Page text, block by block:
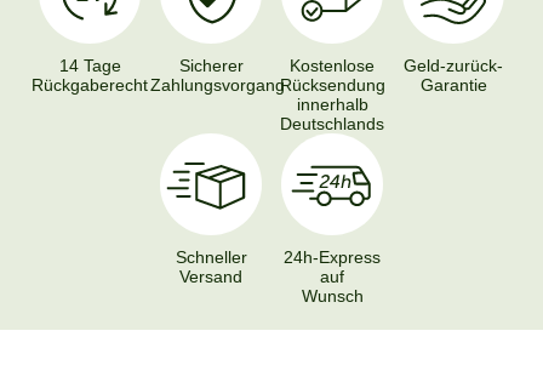
14 Tage
Rückgaberecht
Sicherer
Zahlungsvorgang
Kostenlose
Rücksendung
innerhalb
Deutschlands
Geld-zurück-
Garantie
Schneller
Versand
24h-Express
auf
Wunsch